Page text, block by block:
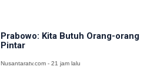
Prabowo: Kita Butuh Orang-orang
Pintar
Nusantaratv.com - 21 jam lalu